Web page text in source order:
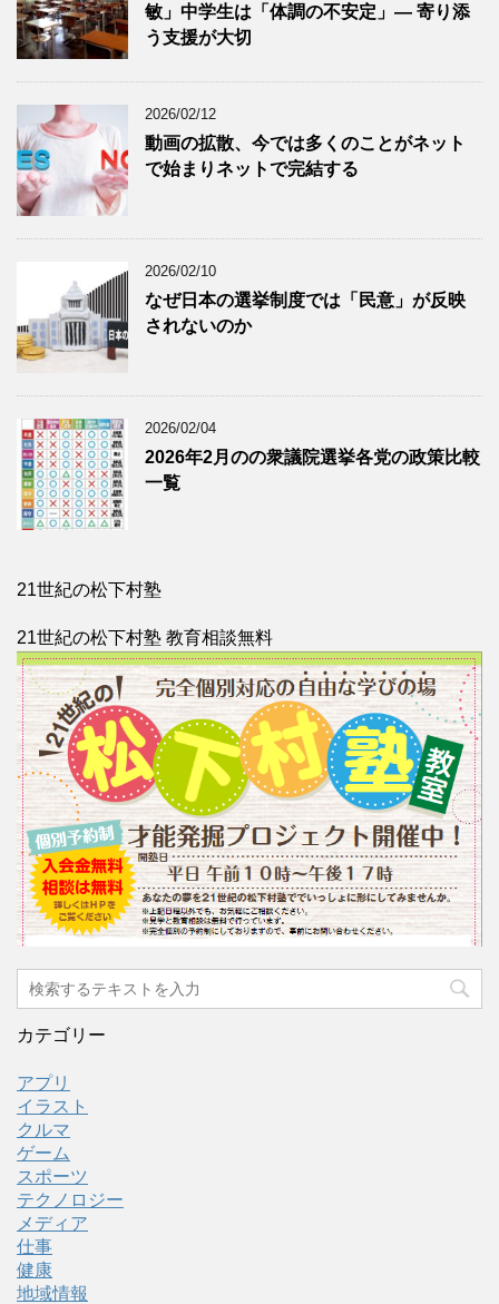
敏」中学生は「体調の不安定」― 寄り添
う支援が大切
2026/02/12
動画の拡散、今では多くのことがネット
で始まりネットで完結する
2026/02/10
なぜ日本の選挙制度では「民意」が反映
されないのか
2026/02/04
2026年2月のの衆議院選挙各党の政策比較
一覧
21世紀の松下村塾
21世紀の松下村塾 教育相談無料
カテゴリー
アプリ
イラスト
クルマ
ゲーム
スポーツ
テクノロジー
メディア
仕事
健康
地域情報